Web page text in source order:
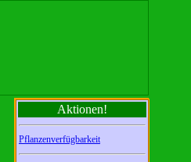
Aktionen!
Pflanzenverfügbarkeit